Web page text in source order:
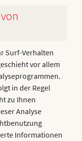
Surf-Verhalten
vor allem
in der Regel
zu Ihnen
Analyse
Informationen